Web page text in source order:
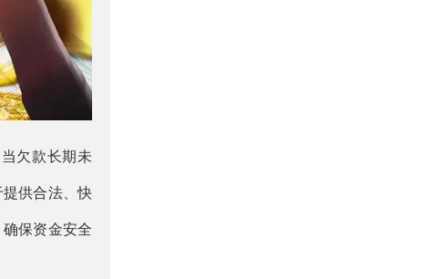
欠款长期未
供合法、快
保资金安全